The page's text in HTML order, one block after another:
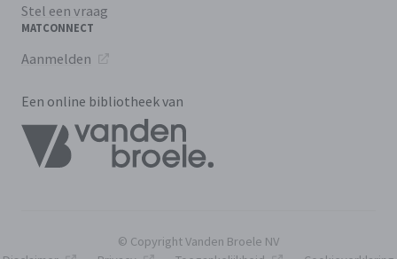
Stel een vraag
MATCONNECT
Aanmelden
Een online bibliotheek van
© Copyright Vanden Broele NV